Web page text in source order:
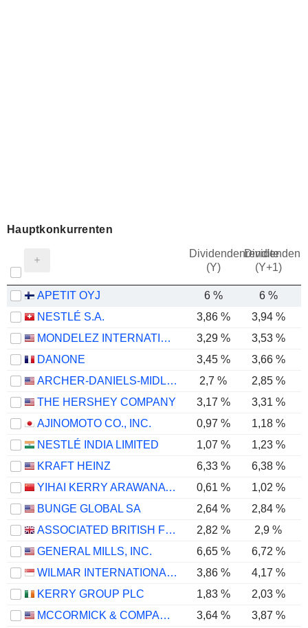
Hauptkonkurrenten
Dividendenrendite
(Y)
(Y+1)
APETIT OYJ 6 %
6 %
NESTLÉ S.A.
3,86 %
3,94 %
MONDELEZ INTERNATIONAL, INC.
3,29 % 3,53 %
DANONE
3,45 % 3,66 %
ARCHER-DANIELS-MIDLAND COMPANY
2,7 % 2,85 %
THE HERSHEY COMPANY
3,17 % 3,31 %
AJINOMOTO CO., INC.
0,97 % 1,18 %
NESTLÉ INDIA LIMITED
1,07 %
1,23 %
KRAFT HEINZ
6,33 % 6,38 %
YIHAI KERRY ARAWANA HOLDINGS CO., LTD
0,61 % 1,02 %
BUNGE GLOBAL SA
2,64 % 2,84 %
ASSOCIATED BRITISH FOODS PLC
2,82 % 2,9 %
GENERAL MILLS, INC.
6,65 % 6,72 %
WILMAR INTERNATIONAL LIMITED
3,86 % 4,17 %
KERRY GROUP PLC
1,83 % 2,03 %
MCCORMICK & COMPANY, INCORPORATED
3,64 %
3,87 %